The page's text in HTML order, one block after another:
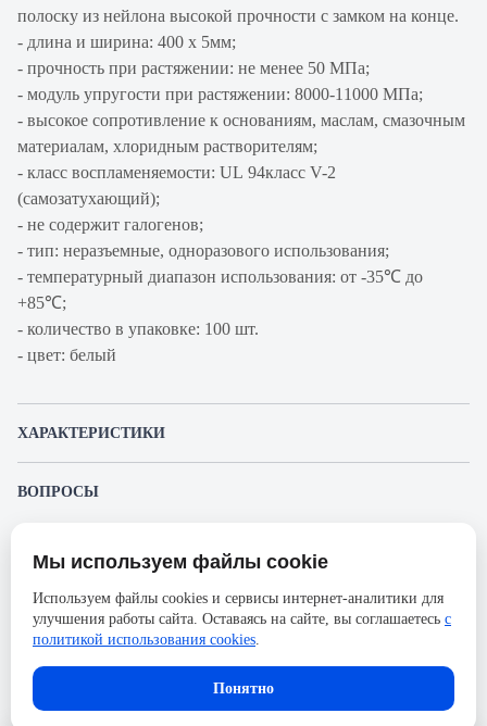
В корзину
полоску из нейлона высокой прочности с замком на конце.
- длина и ширина: 400 х 5мм;
- прочность при растяжении: не менее 50 МПа;
- модуль упругости при растяжении: 8000-11000 МПа;
- высокое сопротивление к основаниям, маслам, смазочным
материалам, хлоридным растворителям;
- класс воспламеняемости: UL 94класс V-2
(самозатухающий);
- не содержит галогенов;
- тип: неразъемные, одноразового использования;
- температурный диапазон использования: от -35℃ до
+85℃;
- количество в упаковке: 100 шт.
- цвет: белый
ХАРАКТЕРИСТИКИ
Длина, мм
400
Материал
ВОПРОСЫ
Пожалуйста, авторизуйтесь, чтобы иметь
возможность оставлять вопросы.
Представленные изображения и характеристики могут отличаться от реального
без предварительного уведомления. Компания АйДистрибьют не несёт
ответственности в случае не соответствия текущей модели товаров фотографиям,
размещённым в карточке товара.
Мы используем файлы cookie
Используем файлы cookies и сервисы интернет-аналитики для
улучшения работы сайта. Оставаясь на сайте, вы соглашаетесь с
политикой использования cookies.
Понятно